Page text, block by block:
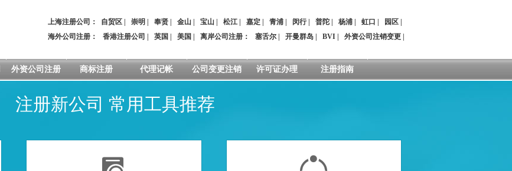
上海注册公司： 自贸区 崇明 奉贤 金山 宝山 松江 嘉定 青浦 闵行| 普陀 杨浦 虹口 园区
海外公司注册：
香港注册公司 英国 美国 离岸公司注册 ： 塞舌尔 开曼群岛 BVI 外资公司注销变更
外资公司注册 商标注册 代理记帐 公司变更注销 许可证办理 注册指南
注册新公司 常用工具推荐